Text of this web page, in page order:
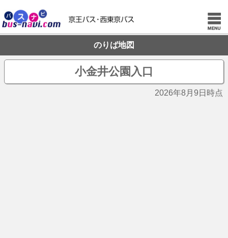
のりば地図
小金井公園入口
2026年8月9日時点